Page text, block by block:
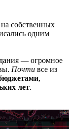
собственных
одним
— огромное
Почти все из
,
лет.